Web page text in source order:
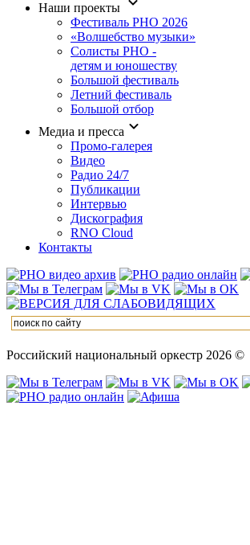
Наши проекты
Фестиваль РНО 2026
«Волшебство музыки»
Солисты РНО -
детям и юношеству
Большой фестиваль
Летний фестиваль
Большой отбор
Медиа и пресса
Промо-галерея
Видео
Радио 24/7
Публикации
Интервью
Дискография
RNO Cloud
Контакты
Российский национальный оркестр 2026 ©